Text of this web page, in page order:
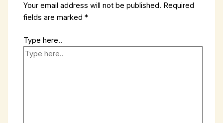
Your email address will not be published. Required
fields are marked*
Type here..